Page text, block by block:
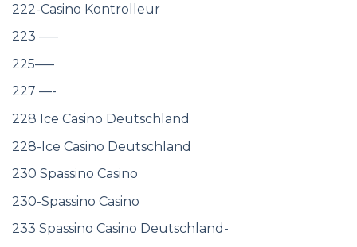
222-Casino Kontrolleur
223 —–
225—–
227 —-
228 Ice Casino Deutschland
228-Ice Casino Deutschland
230 Spassino Casino
230-Spassino Casino
233 Spassino Casino Deutschland-